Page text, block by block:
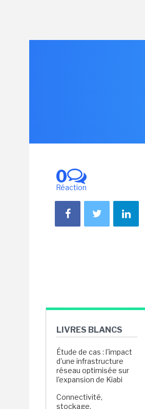
0
Réaction
LIVRES BLANCS
Étude de cas : l'impact
d'une infrastructure
réseau optimisée sur
l'expansion de Kiabi
Connectivité,
stockage,